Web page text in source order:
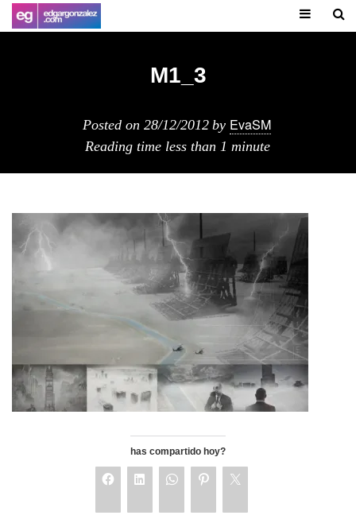
M1_3
Posted on 28/12/2012 by EvaSM
Reading time less than 1 minute
has compartido hoy?